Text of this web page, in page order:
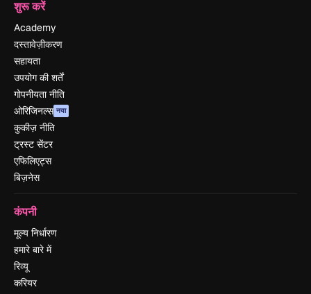
शुरू करें
Academy
दस्तावेज़ीकरण
सहायता
उपयोग की शर्तें
गोपनीयता नीति
ओरिजिनल्स नया
कुकीज़ नीति
ट्रस्ट सेंटर
एफिलिएट्स
बिज़नेस
कंपनी
मूल्य निर्धारण
हमारे बारे में
रिव्यू
करियर